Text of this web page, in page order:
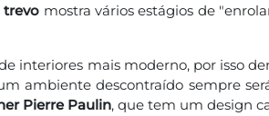
trevo mostra vários estágios de
interiores mais moderno, por isso
ambiente descontraído sempre
Pierre Paulin, que tem um design